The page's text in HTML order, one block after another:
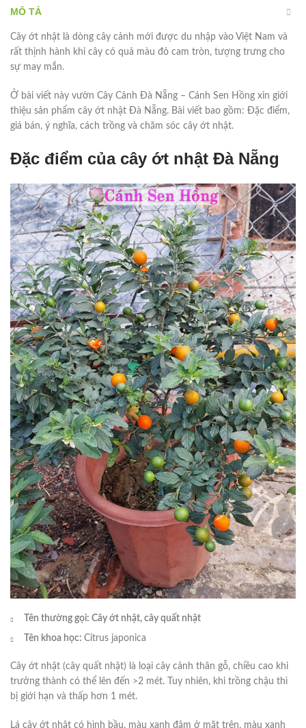
MÔ TẢ
Cây ớt nhật là dòng cây cảnh mới được du nhập vào Việt Nam và
rất thịnh hành khi cây có quả màu đỏ cam tròn, tượng trưng cho
sự may mắn.
Ở bài viết này vườn Cây Cảnh Đà Nẵng – Cánh Sen Hồng xin giới
thiệu sản phẩm cây ớt nhật Đà Nẵng. Bài viết bao gồm: Đặc điểm,
giá bán, ý nghĩa, cách trồng và chăm sóc cây ớt nhật.
Đặc điểm của cây ớt nhật Đà Nẵng
Tên thường gọi: Cây ớt nhật, cây quất nhật
Tên khoa học: Citrus japonica
Cây ớt nhật (cây quất nhật) là loại cây cảnh thân gỗ, chiều cao khi
trưởng thành có thể lên đến >2 mét. Tuy nhiên, khi trồng chậu thì
bị giới hạn và thấp hơn 1 mét.
Lá cây ớt nhật có hình bầu, màu xanh đậm ở mặt trên, màu xanh